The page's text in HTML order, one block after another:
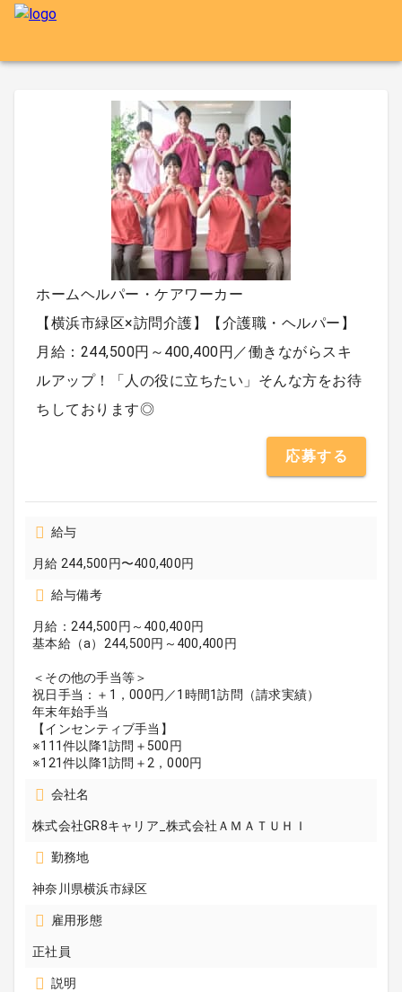
ホームヘルパー・ケアワーカー
【横浜市緑区×訪問介護】【介護職・ヘルパー】
月給：244,500円～400,400円／働きながらスキ
ルアップ！「人の役に立ちたい」そんな方をお待
ちしております◎
応募する
給与
月給 244,500円〜400,400円
給与備考
月給：244,500円～400,400円
基本給（a）244,500円～400,400円
＜その他の手当等＞
祝日手当：＋1，000円／1時間1訪問（請求実績）
年末年始手当
【インセンティブ手当】
※111件以降1訪問＋500円
※121件以降1訪問＋2，000円
会社名
株式会社GR8キャリア_株式会社ＡＭＡＴＵＨＩ
勤務地
神奈川県横浜市緑区
雇用形態
正社員
説明